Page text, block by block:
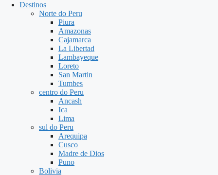
Destinos
Norte do Peru
Piura
Amazonas
Cajamarca
La Libertad
Lambayeque
Loreto
San Martin
Tumbes
centro do Peru
Ancash
Ica
Lima
sul do Peru
Arequipa
Cusco
Madre de Dios
Puno
Bolivia